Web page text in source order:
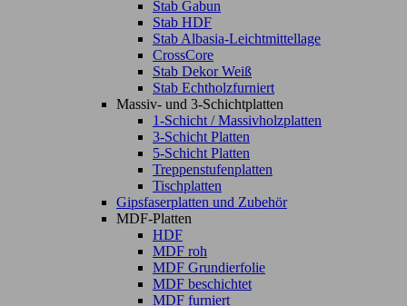
Stab Gabun
Stab HDF
Stab Albasia-Leichtmittellage
CrossCore
Stab Dekor Weiß
Stab Echtholzfurniert
Massiv- und 3-Schichtplatten
1-Schicht / Massivholzplatten
3-Schicht Platten
5-Schicht Platten
Treppenstufenplatten
Tischplatten
Gipsfaserplatten und Zubehör
MDF-Platten
HDF
MDF roh
MDF Grundierfolie
MDF beschichtet
MDF furniert